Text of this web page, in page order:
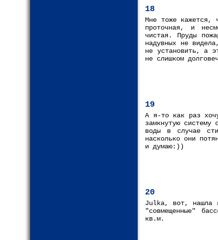
18
Мне тоже кажется,
проточная, и
чистая. Пруды
надувных не
не установить, а
не слишком
19
А я-то как раз
замкнутую систему
воды в случае
насколько они
и думаю:))
20
Julka, вот, нашла
"совмещенные"
кв.м.